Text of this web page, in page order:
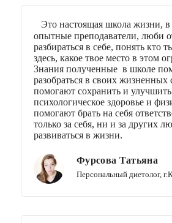
Это настоящая школа жизни, в
опытные преподаватели, люби
разбираться в себе, понять кто
здесь, какое твое место в этом
Знания полученные в школе
разобраться в своих жизненных
помогают сохранить и улучшить
психологическое здоровье и
помогают брать на себя
только за себя, ни и за других
развиваться в жизни.
Фурсова Татьяна
Персональный диетолог,